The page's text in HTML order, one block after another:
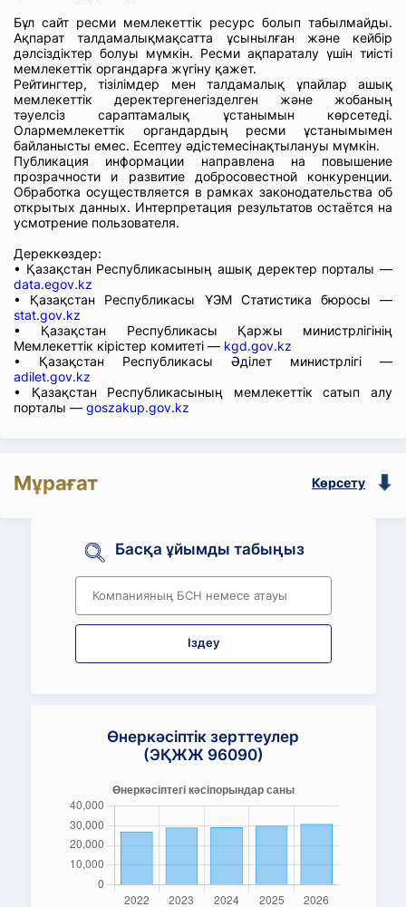
Бұл сайт ресми мемлекеттік ресурс болып табылмайды.
Ақпарат талдамалықмақсатта ұсынылған және кейбір
дәлсіздіктер болуы мүмкін. Ресми ақпараталу үшін тиісті
мемлекеттік органдарға жүгіну қажет.
Рейтингтер, тізілімдер мен талдамалық ұпайлар ашық
мемлекеттік деректергенегізделген және жобаның
тәуелсіз сараптамалық ұстанымын көрсетеді.
Олармемлекеттік органдардың ресми ұстанымымен
байланысты емес. Есептеу әдістемесінақтылануы мүмкін.
Публикация информации направлена на повышение
прозрачности и развитие добросовестной конкуренции.
Обработка осуществляется в рамках законодательства об
открытых данных. Интерпретация результатов остаётся на
усмотрение пользователя.
Дереккөздер:
• Қазақстан Республикасының ашық деректер порталы —
data.egov.kz
• Қазақстан Республикасы ҰЭМ Статистика бюросы —
stat.gov.kz
• Қазақстан Республикасы Қаржы министрлігінің
Мемлекеттік кірістер комитеті — kgd.gov.kz
• Қазақстан Республикасы Әділет министрлігі —
adilet.gov.kz
• Қазақстан Республикасының мемлекеттік сатып алу
порталы — goszakup.gov.kz
Мұрағат Көрсету
Басқа ұйымды табыңыз
Іздеу
Өнеркәсіптік зерттеулер
(ЭҚЖЖ 96090)